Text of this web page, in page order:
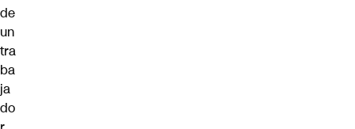
de
un
tra
ba
ja
do